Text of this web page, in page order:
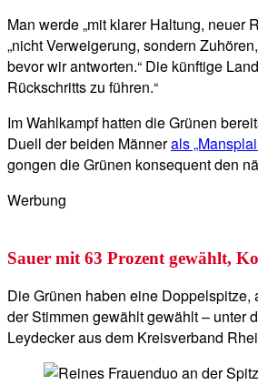
Man werde „mit klarer Haltung,
„nicht Verweigerung, sondern
bevor wir antworten.“ Die künftige
Rückschritts zu führen.“
Im Wahlkampf hatten die Grünen
Duell der beiden Männerals
gongen die Grünen konsequent den
Werbung
Sauer mit 63 Prozent gewählt,
Die Grünen haben eine
der Stimmen gewählt gewählt – unter
Leydecker aus dem Kreisverband